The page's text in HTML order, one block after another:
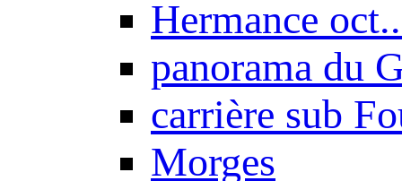
Hermance
panorama du
carrière sub
Morges